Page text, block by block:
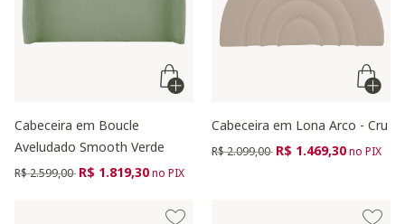
Cabeceira em Boucle
Aveludado Smooth Verde
Preço reduzido de
R$ 2.599,00 para
R$ 1.819,30no PIX
Cabeceira em Lona Arco - Cru
Preço reduzido de
R$ 2.099,00 para
R$ 1.469,30no PIX